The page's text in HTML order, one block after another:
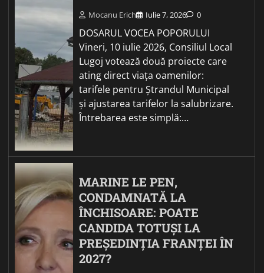
Mocanu Erich Iulie 7, 2026 0
DOSARUL VOCEA POPORULUI
Vineri, 10 iulie 2026, Consiliul Local
Lugoj votează două proiecte care
ating direct viața oamenilor:
tarifele pentru Ștrandul Municipal
și ajustarea tarifelor la salubrizare.
Întrebarea este simplă:…
MARINE LE PEN,
CONDAMNATĂ LA
ÎNCHISOARE: POATE
CANDIDA TOTUȘI LA
PREȘEDINȚIA FRANȚEI ÎN
2027?